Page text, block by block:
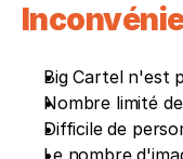
Big Cartel n'est
Nombre limité
Difficile de
Le nombre